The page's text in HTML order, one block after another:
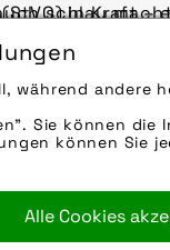
während andere
Sie können
können Sie
Alle Cookies
schlauin Kraft
zeigt, welche